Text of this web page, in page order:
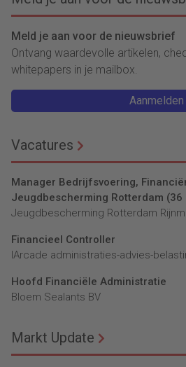
Meld je aan voor de nieuwsbrief
Ontvang waardevolle artikelen,
whitepapers in je mailbox.
Aanmelden
Vacatures
Manager Bedrijfsvoering,
Jeugdbescherming Rotterdam (36
Jeugdbescherming Rotterdam
Financieel Controller
lArcade administraties-advies-
Hoofd Financiële Administratie
Bloem Sealants BV
Markt Update